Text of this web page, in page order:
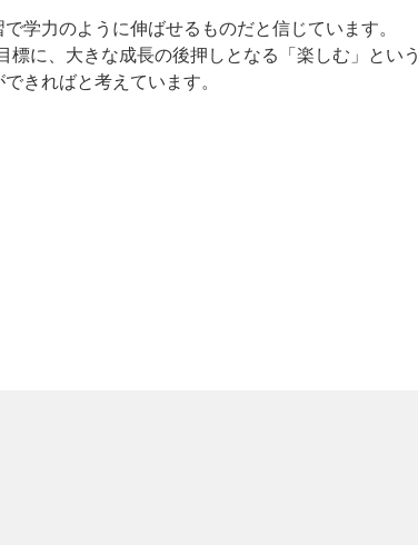
学力のように伸ばせるものだと信じています。
に、大きな成長の後押しとなる「楽しむ」という
きればと考えています。